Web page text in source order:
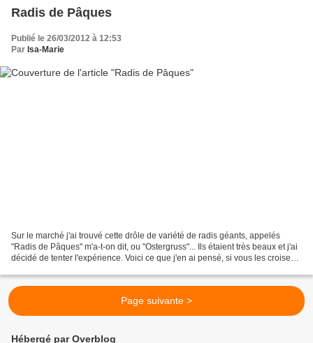
Radis de Pâques
Publié le 26/03/2012 à 12:53
Par Isa-Marie
Sur le marché j'ai trouvé cette drôle de variété de radis géants, appelés
"Radis de Pâques" m'a-t-on dit, ou "Ostergruss"... Ils étaient très beaux et j'ai
décidé de tenter l'expérience. Voici ce que j'en ai pensé, si vous les croisez à
Page suivante >
Hébergé par Overblog